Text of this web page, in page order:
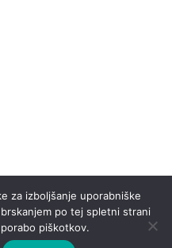
za izboljšanje uporabniške
po tej spletni strani
piškotkov.